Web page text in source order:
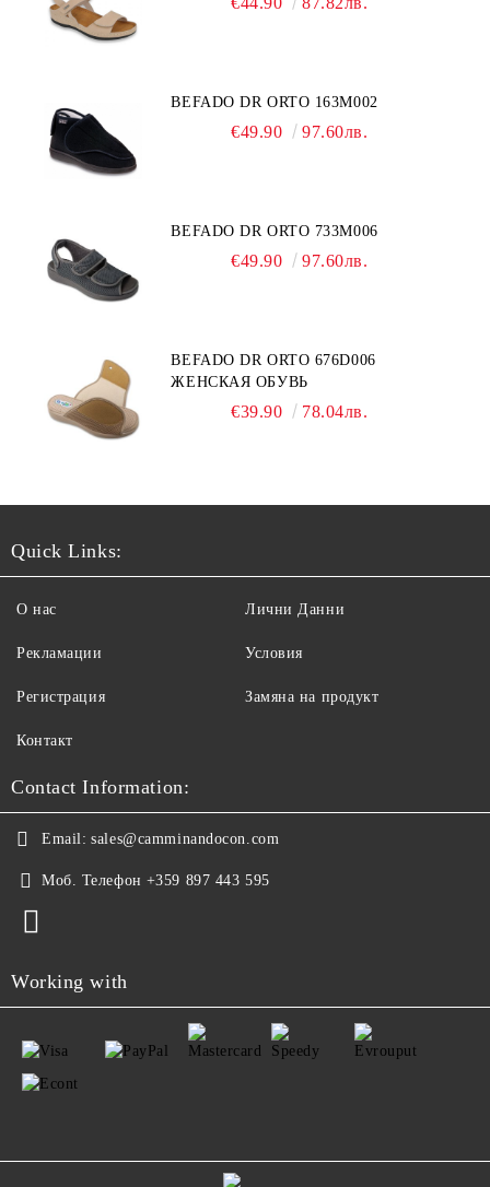
BEFADO DR ORTO 163M002
€49.90 97.60лв.
BEFADO DR ORTO 733M006
€49.90 97.60лв.
BEFADO DR ORTO 676D006
ЖЕНСКАЯ ОБУВЬ
€39.90 78.04лв.
Quick Links:
О нас
Рекламации
Регистрация
Контакт
Лични Данни
Условия
Замяна на продукт
Contact Information:
Email: sales@camminandocon.com
Моб. Телефон +359 897 443 595
Working with